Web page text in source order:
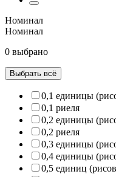
Номинал
Номинал
0 выбрано
Выбрать всё
0,1 единицы
0,1 риеля
0,2 единицы
0,2 риеля
0,3 единицы
0,4 единицы
0,5 единиц